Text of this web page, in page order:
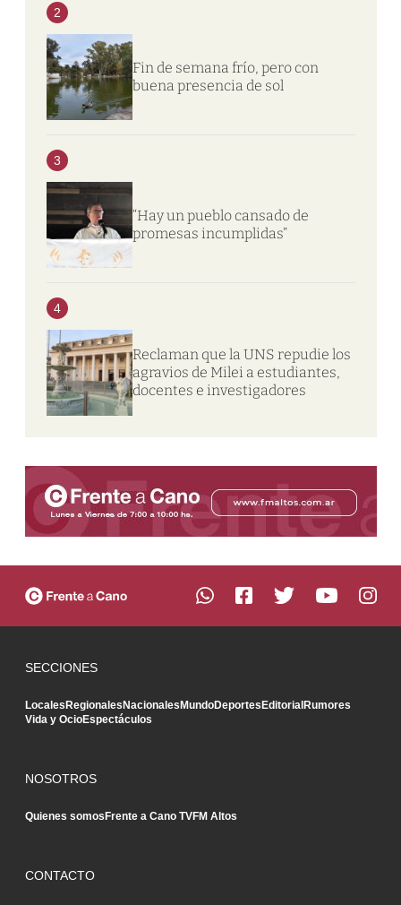
2
Fin de semana frío, pero con
buena presencia de sol
3
“Hay un pueblo cansado de
promesas incumplidas”
4
Reclaman que la UNS repudie los
agravios de Milei a estudiantes,
docentes e investigadores
SECCIONES
LocalesRegionalesNacionalesMundoDeportesEditorialRumores
Vida y OcioEspectáculos
NOSOTROS
Quienes somosFrente a Cano TVFM Altos
CONTACTO